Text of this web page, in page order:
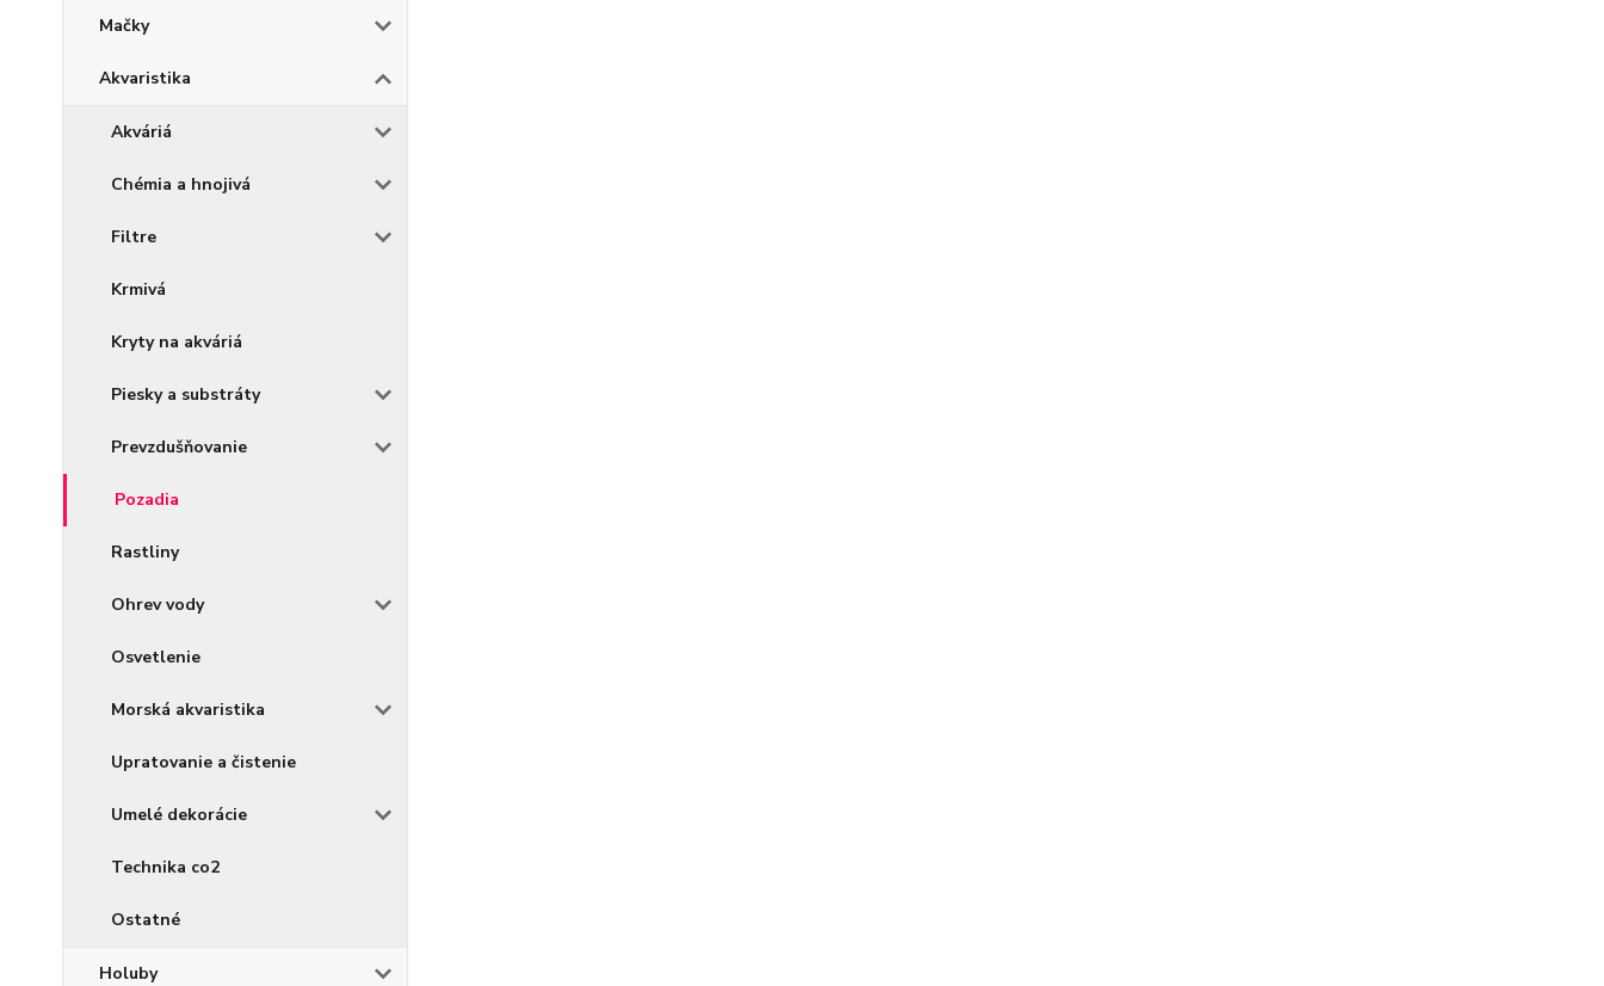
Mačky
Akvaristika
Akváriá
Chémia a hnojivá
Filtre
Krmivá
Kryty na akváriá
Piesky a substráty
Prevzdušňovanie
Pozadia
Rastliny
Ohrev vody
Osvetlenie
Morská akvaristika
Upratovanie a čistenie
Umelé dekorácie
Technika co2
Ostatné
Holuby